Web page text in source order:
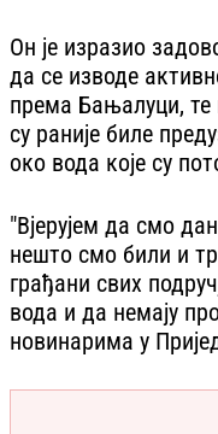
Он је изразио
да се изводе
према Бањалуци, те
су раније биле
око вода које су
"Вјерујем да смо
нешто смо били и
грађани свих
вода и да немају
новинарима у